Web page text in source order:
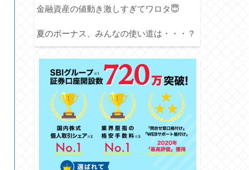
金融資産の値動き激しすぎてワロタ😇
夏のボーナス、みんなの使い道は・・・？